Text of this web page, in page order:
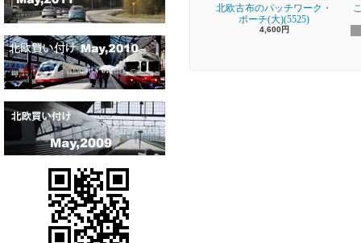
北欧古布のパッチワーク・
ポーチ(大)(5525)
4,600円